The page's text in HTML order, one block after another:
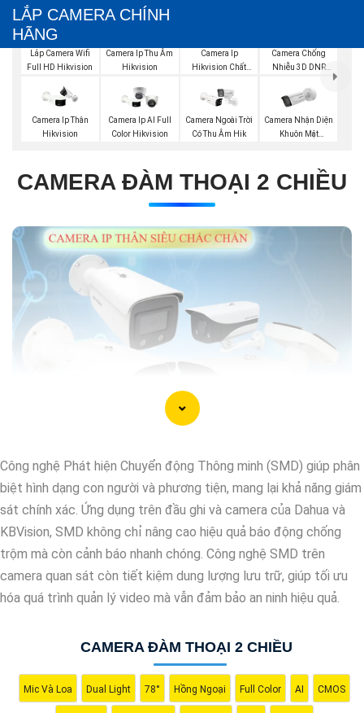
LẮP CAMERA CHÍNH
HÃNG
Lắp Camera Wifi
Full HD Hikvision
Camera Ip Thu Âm
Hikvision
Camera Ip
Hikvision Chất
Camera Chống
Nhiễu 3D DNR
Camera Ip Thân
Hikvision
Camera Ip AI Full
Color Hikvision
Camera Ngoài Trời
Có Thu Âm Hik
Camera Nhận Diện
Khuôn Mặt
CAMERA ĐÀM THOẠI 2 CHIỀU
Công nghệ Phát hiện Chuyển động Thông minh (SMD) giúp phân
biệt hình dạng con người và phương tiện, mang lại khả năng giám
sát chính xác. Ứng dụng trên đầu ghi và camera của Dahua và
KBVision, SMD không chỉ nâng cao hiệu quả báo động chống
trộm mà còn cảnh báo nhanh chóng. Công nghệ SMD trên
camera quan sát còn tiết kiệm dung lượng lưu trữ, giúp tối ưu
hóa quá trình quản lý video mà vẫn đảm bảo an ninh hiệu quả.
CAMERA ĐÀM THOẠI 2 CHIỀU
Mic Và Loa Dual Light 78° Hồng Ngoại Full Color AI CMOS